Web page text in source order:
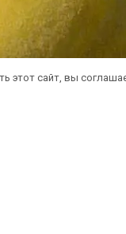
этот сайт, вы